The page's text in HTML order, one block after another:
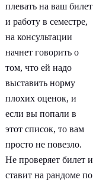
плевать на ваш билет
и работу в семестре,
на консультации
начнет говорить о
том, что ей надо
выставить норму
плохих оценок, и
если вы попали в
этот список, то вам
просто не повезло.
Не проверяет билет и
ставит на рандоме по